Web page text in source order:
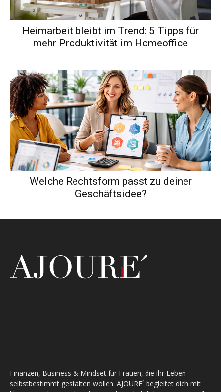
Heimarbeit bleibt im Trend: 5 Tipps für
mehr Produktivität im Homeoffice
Welche Rechtsform passt zu deiner
Geschäftsidee?
Finanzen, Business & Mindset für Frauen, die ihr Leben
selbstbestimmt gestalten wollen. AJOURE´ begleitet dich mit